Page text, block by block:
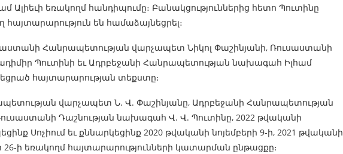
Ալիեւի եռակողմ հանդիպումը։ Բանակցություններից հետո Պուտինը
են համաձայնեցրել։
Հանրապետության վարչապետ Նիկոլ Փաշինյանի, Ռուսաստանի
Պուտինի եւ Ադրբեջանի Հանրապետության նախագահ Իլհամ
հայտարարության տեքստը։
վարչապետ Ն. Վ. Փաշինյանը, Ադրբեջանի Հանրապետության
Դաշնության նախագահ Վ. Վ. Պուտինը, 2022 թվականի
Սոչիում եւ քննարկեցինք 2020 թվականի նոյեմբերի 9-ի, 2021 թվականի
26-ի եռակողմ հայտարարությունների կատարման ընթացքը։